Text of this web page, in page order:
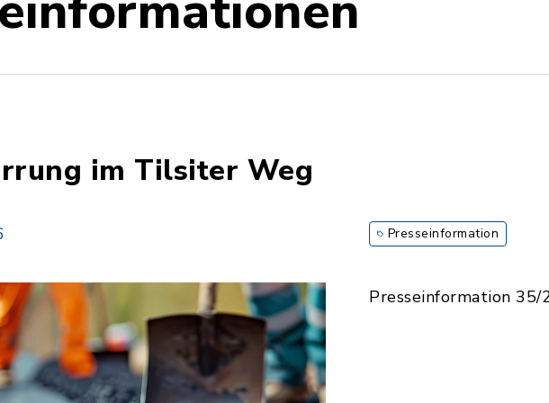
im Tilsiter Weg
Presseinformation
Presseinformation 35/